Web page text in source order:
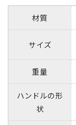
材質
サイズ
重量
ハンドルの形
状